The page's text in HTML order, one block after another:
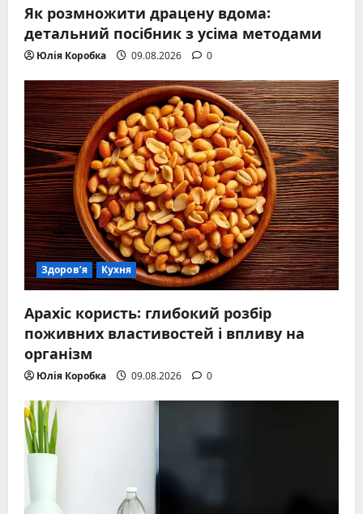
Як розмножити драцену вдома:
детальний посібник з усіма методами
Юлія Коробка 09.08.2026 0
Здоров’я Кухня
Арахіс користь: глибокий розбір
поживних властивостей і впливу на
організм
Юлія Коробка 09.08.2026 0